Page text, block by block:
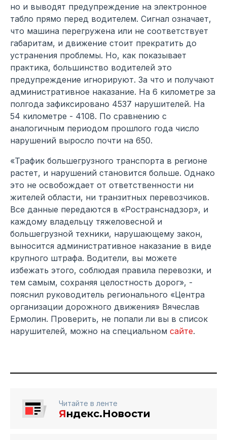
но и выводят предупреждение на электронное
табло прямо перед водителем. Сигнал означает,
что машина перегружена или не соответствует
габаритам, и движение стоит прекратить до
устранения проблемы. Но, как показывает
практика, большинство водителей это
предупреждение игнорируют. За что и получают
административное наказание. На 6 километре за
полгода зафиксировано 4537 нарушителей. На
54 километре - 4108. По сравнению с
аналогичным периодом прошлого года число
нарушений выросло почти на 650.
«Трафик большегрузного транспорта в регионе
растет, и нарушений становится больше. Однако
это не освобождает от ответственности ни
жителей области, ни транзитных перевозчиков.
Все данные передаются в «Ространснадзор», и
каждому владельцу тяжеловесной и
большегрузной техники, нарушающему закон,
выносится административное наказание в виде
крупного штрафа. Водители, вы можете
избежать этого, соблюдая правила перевозки, и
тем самым, сохраняя целостность дорог», -
пояснил руководитель регионального «Центра
организации дорожного движения» Вячеслав
Ермолин. Проверить, не попали ли вы в список
нарушителей, можно на специальном сайте.
Читайте в ленте
Яндекс.Новости